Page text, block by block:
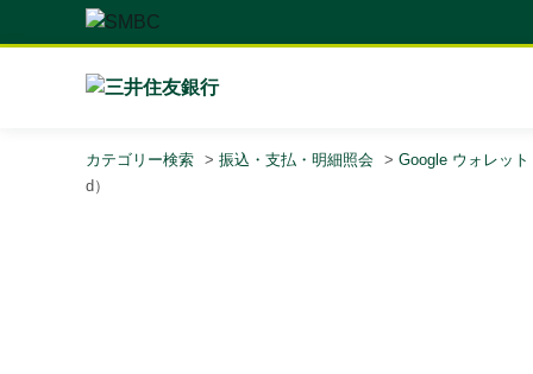
カテゴリー検索 > 振込・支払・明細照会 > Google ウォレット
d）